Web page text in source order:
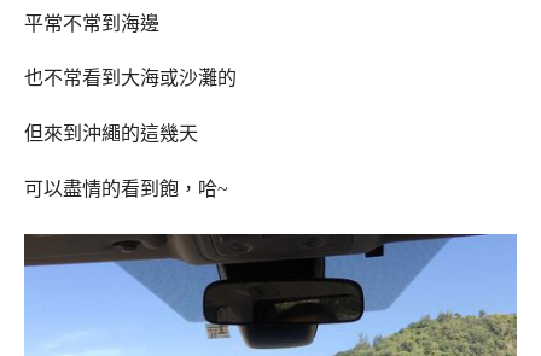
平常不常到海邊
也不常看到大海或沙灘的
但來到沖繩的這幾天
可以盡情的看到飽，哈~